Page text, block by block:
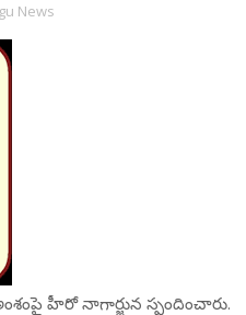
News
హీరో నాగార్జున స్పందించారు.